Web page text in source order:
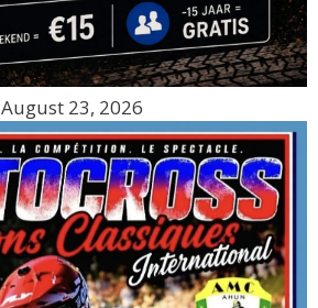
August 23, 2026